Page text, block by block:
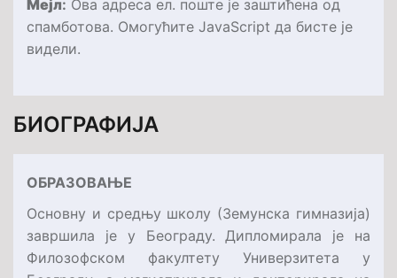
Мejл: Ова адреса ел. поште је заштићена од
спамботова. Омогућите JavaScript да бисте је
видели.
БИОГРАФИЈА
ОБРАЗОВАЊЕ
Основну и средњу школу (Земунска гимназија)
завршила је у Београду. Дипломирала је на
Филозофском факултету Универзитета у